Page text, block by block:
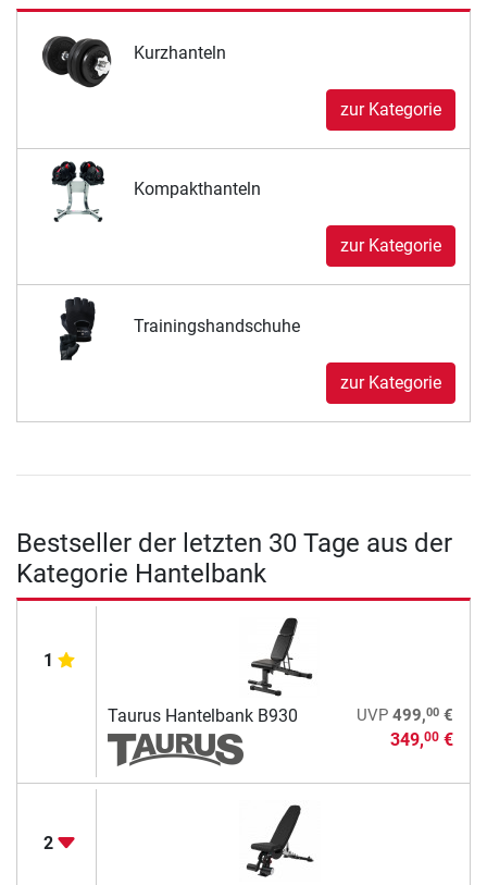
Kurzhanteln
zur Kategorie
Kompakthanteln
zur Kategorie
Trainingshandschuhe
zur Kategorie
Bestseller der letzten 30 Tage aus der
Kategorie Hantelbank
1
Taurus Hantelbank B930 UVP 499,00€
349,00€
2